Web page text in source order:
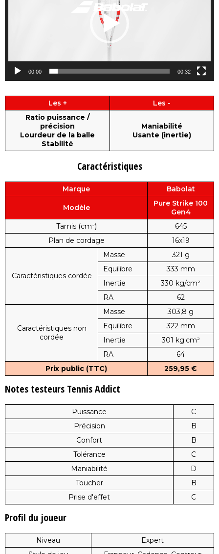
00:00 00:32
Les +
Les -
Ratio puissance /
précision
Lourdeur de la balle
Stabilité
Maniabilité
Usante (inertie)
Caractéristiques
Marque Babolat
Modèle
Pure Strike 100
Gen4
Tamis (cm²)
645
Plan de cordage
16x19
Caractéristiques cordée
Masse
321 g
Equilibre
333 mm
Inertie
330 kg/cm²
RA
62
Caractéristiques non
cordée
Masse
303,8 g
Equilibre
322 mm
Inertie
301 kg.cm²
RA
64
Prix public (TTC)
259,95 €
Notes testeurs Tennis Addict
Puissance
C
Précision
B
Confort
B
Tolérance
C
Maniabilité
D
Toucher
B
Prise d'effet
C
Profil du joueur
Niveau
Expert